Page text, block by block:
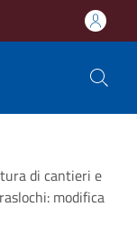
di cantieri e
modifica